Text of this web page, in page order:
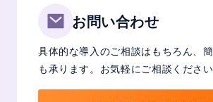
お問い合わせ
具体的な導入のご相談はもちろん、
も承ります。お気軽にご相談ください